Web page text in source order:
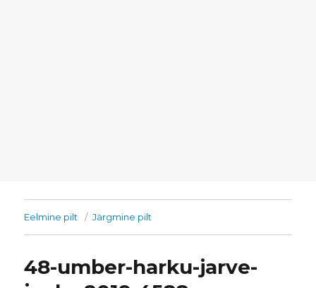
Eelmine pilt Järgmine pilt
48-umber-harku-jarve-